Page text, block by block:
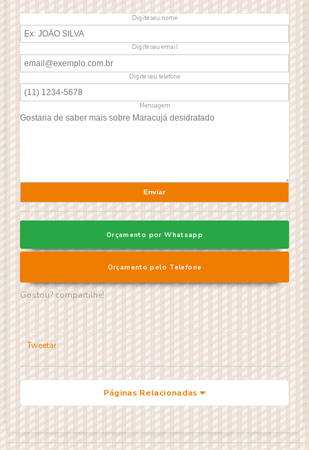
Digite seu nome
Digite seu email
Digite seu telefone
Mensagem
Orçamento por Whatsapp
Orçamento pelo Telefone
Gostou? compartilhe!
Tweetar
Páginas Relacionadas